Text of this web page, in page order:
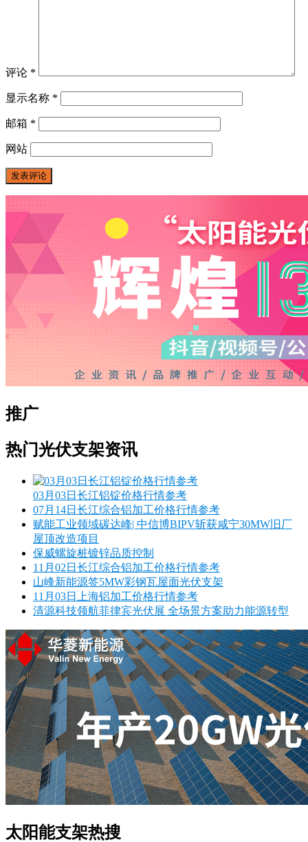
评论 *
显示名称 *
邮箱 *
网站
推广
热门光伏支架资讯
03月03日长江铝锭价格行情参考
07月14日长江综合铝加工价格行情参考
赋能工业领域碳达峰| 中信博BIPV斩获咸宁30MW旧厂
屋顶改造项目
保威螺旋桩镀锌品质控制
11月02日长江综合铝加工价格行情参考
山峰新能源签5MW彩钢瓦屋面光伏支架
11月03日上海铝加工价格行情参考
清源科技领航菲律宾光伏展 全场景方案助力能源转型
太阳能支架热搜